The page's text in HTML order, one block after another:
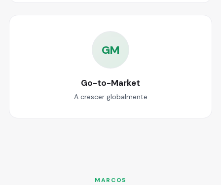
GM
Go-to-Market
A crescer globalmente
MARCOS